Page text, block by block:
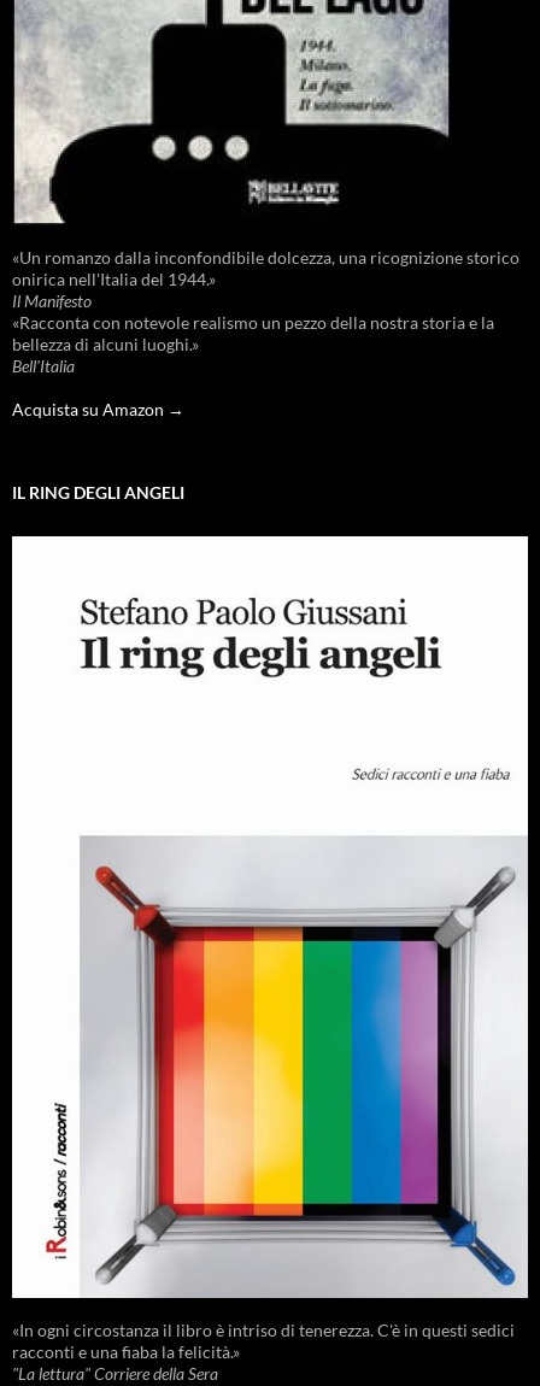
«Un romanzo dalla inconfondibile dolcezza, una ricognizione storico
onirica nell'Italia del 1944.»
Il Manifesto
«Racconta con notevole realismo un pezzo della nostra storia e la
bellezza di alcuni luoghi.»
Bell'Italia
Acquista su Amazon →
IL RING DEGLI ANGELI
«In ogni circostanza il libro è intriso di tenerezza. C'è in questi sedici
racconti e una fiaba la felicità.»
"La lettura" Corriere della Sera